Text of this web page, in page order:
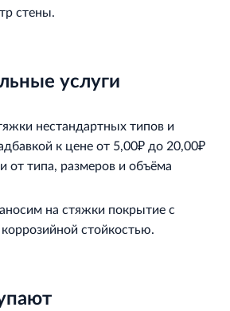
стены.
услуги
нестандартных типов и
к цене от 5,00₽ до 20,00₽
от типа, размеров и объёма
на стяжки покрытие с
стойкостью.